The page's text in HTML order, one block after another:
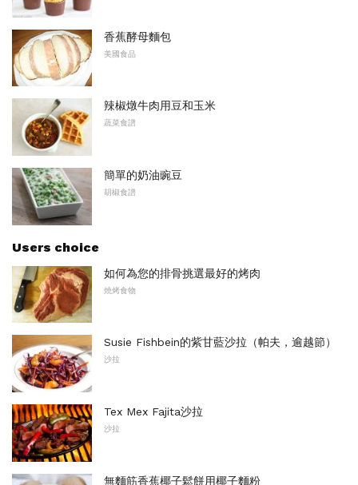
香蕉酵母麵包
美國食品
辣椒燉牛肉用豆和玉米
蔬菜食譜
簡單的奶油豌豆
胡椒食譜
Users choice
如何為您的排骨挑選最好的烤肉
燒烤食物
Susie Fishbein的紫甘藍沙拉（帕夫，逾越節）
沙拉
Tex Mex Fajita沙拉
沙拉
無麵筋香蕉椰子鬆餅用椰子麵粉